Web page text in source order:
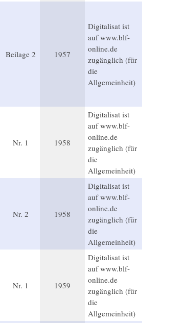
Beilage 2 1957
Digitalisat ist
auf www.blf-
online.de
zugänglich (für
die
Allgemeinheit)
Nr. 1 1958
Digitalisat ist
auf www.blf-
online.de
zugänglich (für
die
Allgemeinheit)
Nr. 2 1958
Digitalisat ist
auf www.blf-
online.de
zugänglich (für
die
Allgemeinheit)
Nr. 1 1959
Digitalisat ist
auf www.blf-
online.de
zugänglich (für
die
Allgemeinheit)